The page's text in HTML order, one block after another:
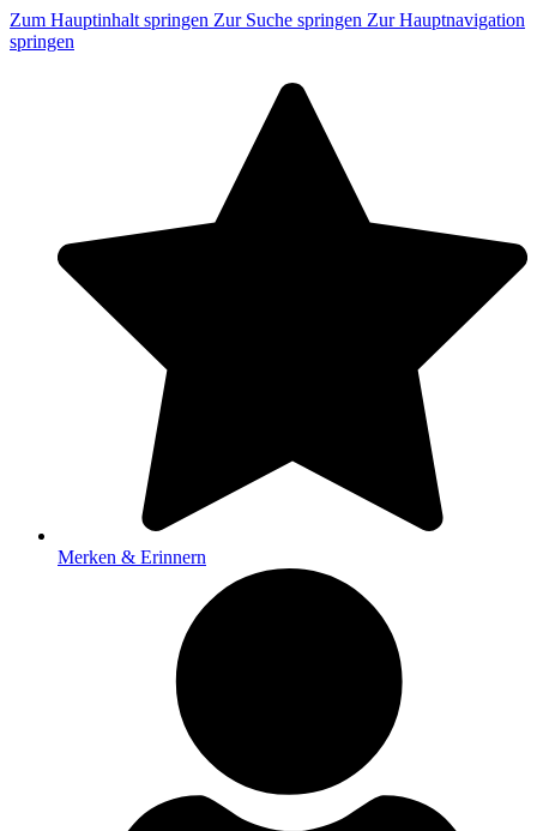
Zum Hauptinhalt springen Zur Suche springen Zur Hauptnavigation
springen
Merken & Erinnern